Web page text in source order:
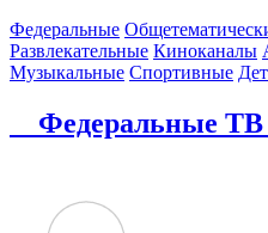
Федеральные
Развлекательные Киноканалы
Музыкальные Спортивные
Федеральные ТВ